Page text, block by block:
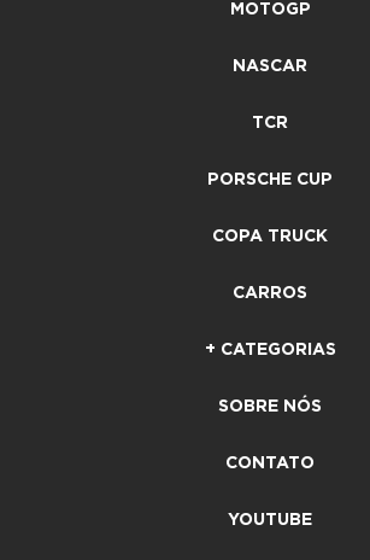
MOTOGP
NASCAR
TCR
PORSCHE CUP
COPA TRUCK
CARROS
+ CATEGORIAS
SOBRE NÓS
CONTATO
YOUTUBE